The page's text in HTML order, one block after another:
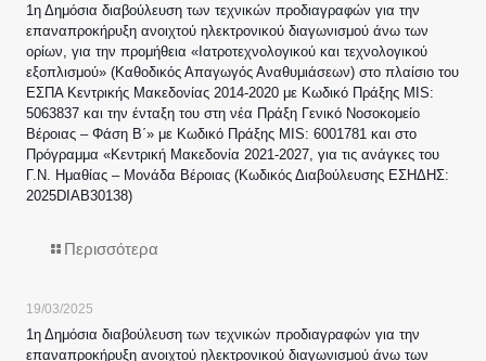
1η Δημόσια διαβούλευση των τεχνικών προδιαγραφών για την
επαναπροκήρυξη ανοιχτού ηλεκτρονικού διαγωνισμού άνω των
ορίων, για την προμήθεια «Ιατροτεχνολογικού και τεχνολογικού
εξοπλισμού» (Καθοδικός Απαγωγός Αναθυμιάσεων) στο πλαίσιο του
ΕΣΠΑ Κεντρικής Μακεδονίας 2014-2020 με Κωδικό Πράξης MIS:
5063837 και την ένταξη του στη νέα Πράξη Γενικό Νοσοκομείο
Βέροιας – Φάση Β΄» με Κωδικό Πράξης MIS: 6001781 και στο
Πρόγραμμα «Κεντρική Μακεδονία 2021-2027, για τις ανάγκες του
Γ.Ν. Ημαθίας – Μονάδα Βέροιας (Κωδικός Διαβούλευσης ΕΣΗΔΗΣ:
2025DIAB30138)
Περισσότερα
19/03/2025
1η Δημόσια διαβούλευση των τεχνικών προδιαγραφών για την
επαναπροκήρυξη ανοιχτού ηλεκτρονικού διαγωνισμού άνω των